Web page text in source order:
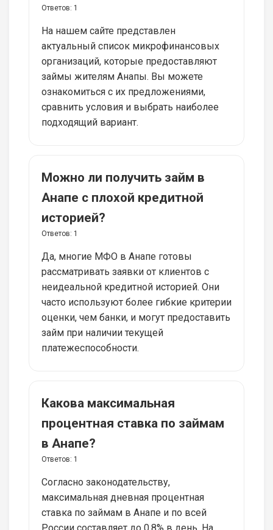
Ответов: 1
На нашем сайте представлен
актуальный список микрофинансовых
организаций, которые предоставляют
займы жителям Анапы. Вы можете
ознакомиться с их предложениями,
сравнить условия и выбрать наиболее
подходящий вариант.
Можно ли получить займ в
Анапе с плохой кредитной
историей?
Ответов: 1
Да, многие МФО в Анапе готовы
рассматривать заявки от клиентов с
неидеальной кредитной историей. Они
часто используют более гибкие критерии
оценки, чем банки, и могут предоставить
займ при наличии текущей
платежеспособности.
Какова максимальная
процентная ставка по займам
в Анапе?
Ответов: 1
Согласно законодательству,
максимальная дневная процентная
ставка по займам в Анапе и по всей
России составляет до 0,8% в день. На